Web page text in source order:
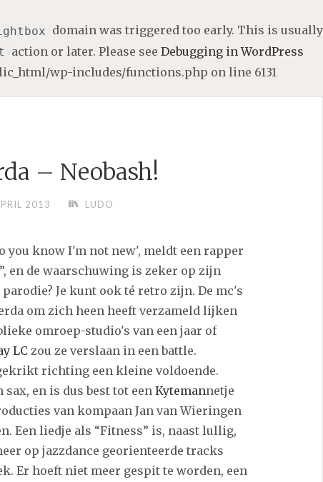
domain was triggered too early. This is usually
action or later. Please see Debugging in WordPress
wp-includes/functions.php on line 6131
– Neobash!
2013 LUDO
you know I'm not new', meldt een rapper
en de waarschuwing is zeker op zijn
Je kunt ook té retro zijn. De mc's
om zich heen heeft verzameld lijken
omroep-studio's van een jaar of
LCzou ze verslaan in een battle.
richting een kleine voldoende.
en is dus best tot een Kytemannetje
van kompaan Jan van Wieringen
Een liedje als “Fitness” is, naast lullig,
op jazzdance georienteerde tracks
Er hoeft niet meer gespit te worden, een